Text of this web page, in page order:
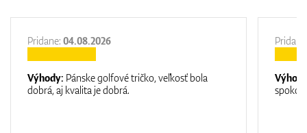
Pridane: 04.08.2026
Výhody: Pánske golfové tričko, veľkosť bola
dobrá, aj kvalita je dobrá.